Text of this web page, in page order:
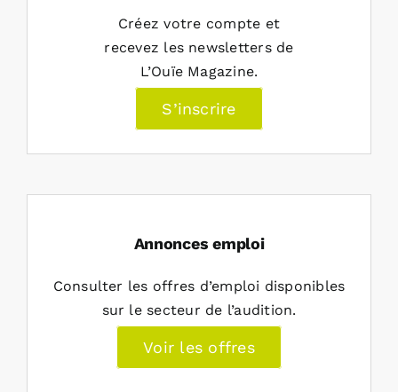
Créez votre compte et
recevez les newsletters de
L’Ouïe Magazine.
S’inscrire
Annonces emploi
Consulter les offres d’emploi disponibles
sur le secteur de l’audition.
Voir les offres